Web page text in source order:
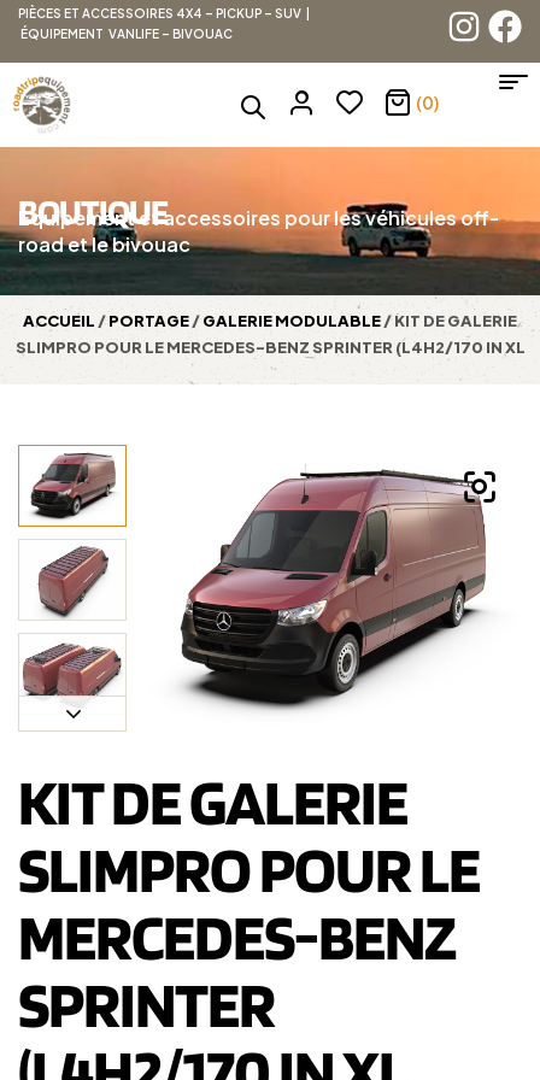
PIÈCES ET ACCESSOIRES 4X4 – PICKUP – SUV |
ÉQUIPEMENT VANLIFE – BIVOUAC
(0)
BOUTIQUE
Équipement et accessoires pour les véhicules off-
road et le bivouac
ACCUEIL /PORTAGE/GALERIE MODULABLE/ KIT DE GALERIE
SLIMPRO POUR LE MERCEDES-BENZ SPRINTER (L4H2/170 IN XL
KIT DE GALERIE
SLIMPRO POUR LE
MERCEDES-BENZ
SPRINTER